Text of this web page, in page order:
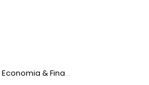
Economia & Finanza